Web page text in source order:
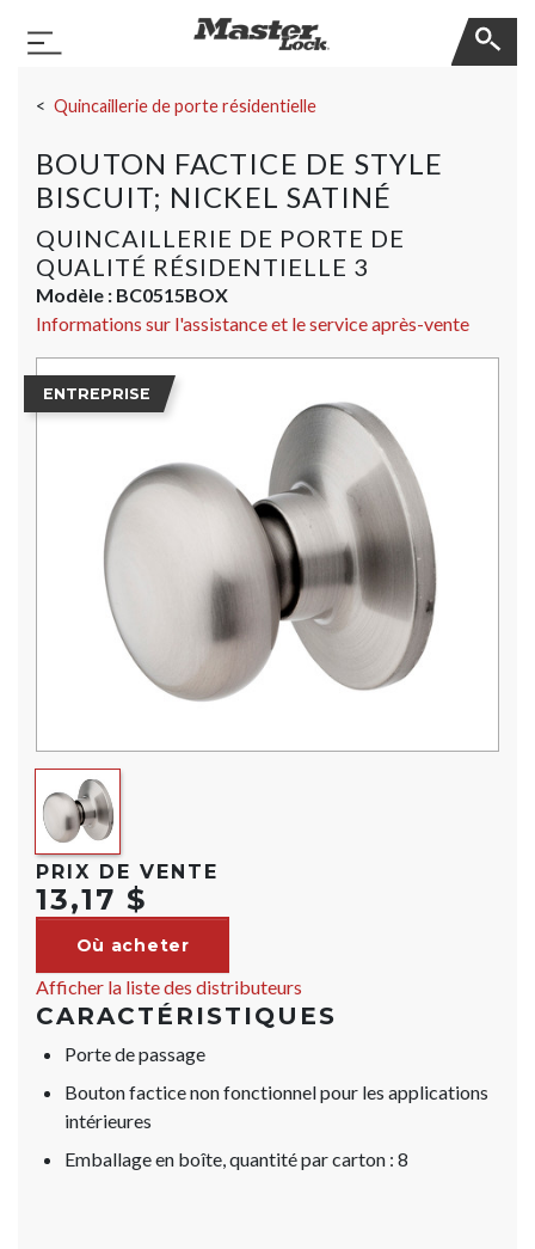
Basculer la navigation
Quincaillerie de porte résidentielle
BOUTON FACTICE DE STYLE
BISCUIT; NICKEL SATINÉ
QUINCAILLERIE DE PORTE DE
QUALITÉ RÉSIDENTIELLE 3
Modèle : BC0515BOX
Informations sur l'assistance et le service après-vente
ENTREPRISE
PRIX DE VENTE
13,17 $
Où acheter
Afficher la liste des distributeurs
CARACTÉRISTIQUES
Porte de passage
Bouton factice non fonctionnel pour les applications
intérieures
Emballage en boîte, quantité par carton : 8